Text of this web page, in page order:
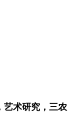
艺术研究，三农